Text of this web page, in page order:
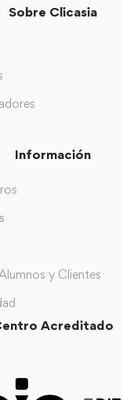
Sobre Clicasia
Información
y Clientes
Acreditado